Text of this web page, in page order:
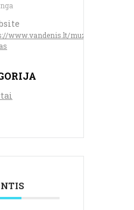
www.vandenis.lt/muzikos-